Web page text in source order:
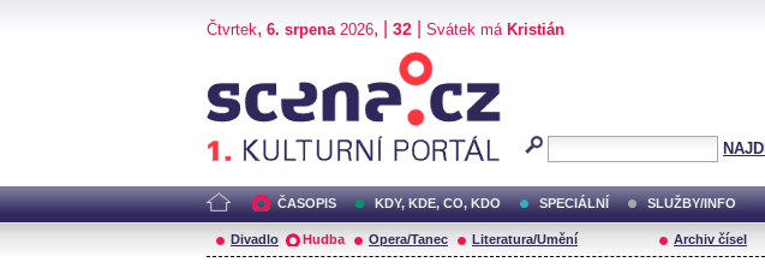
Čtvrtek, 6. srpena2026, | 32 Svátek má Kristián
NAJDI
ČASOPIS KDY, KDE, CO, KDO SPECIÁLNÍ SLUŽBY/INFO
Divadlo Hudba Opera/Tanec Literatura/Umění Archiv čísel